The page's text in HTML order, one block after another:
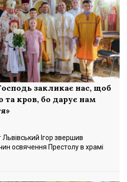
закликає нас, щоб
та кров, бо дарує нам
Ігор звершив
освячення Престолу в храмі